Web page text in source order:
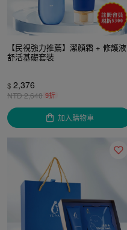
【民視強力推薦】潔顏霜 + 修護液
舒活基礎套裝
$ 2,376
NTD2,640 9折
加入購物車